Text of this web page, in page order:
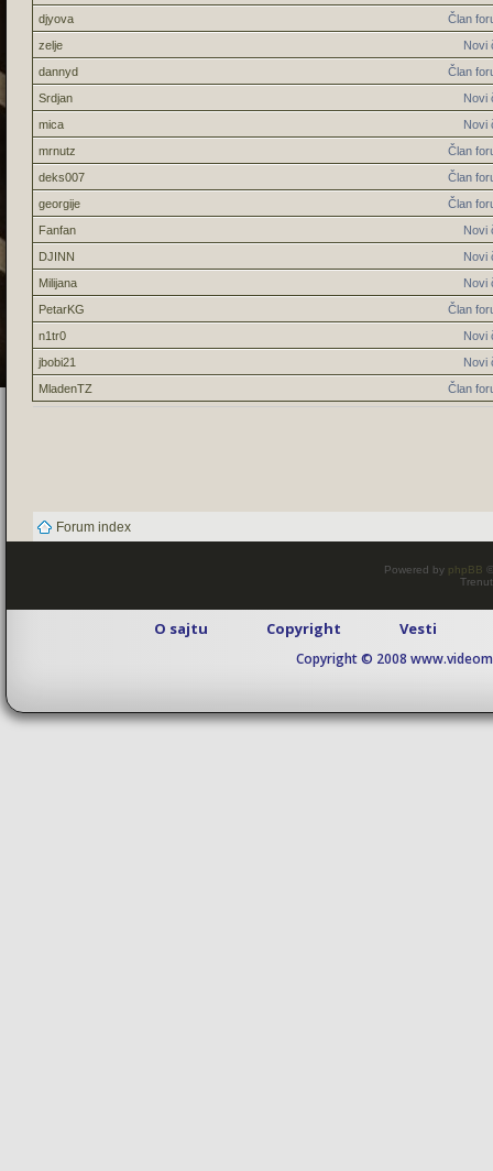
Član
djyova
Novi
zelje
Član
dannyd
Novi
Srdjan
Novi
mica
Član
mrnutz
Član
deks007
Član
georgije
Novi
Fanfan
Novi
DJINN
Novi
Milijana
Član
PetarKG
Novi
n1tr0
Novi
jbobi21
Član
MladenTZ
Forum index
Powered by phpBB
O sajtu Copyright Vesti
Copyright © 2008